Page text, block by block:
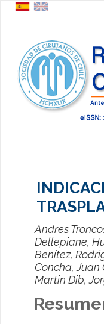
Andres
Dellepiane,
Benítez,
Concha, Juan
Martin Dib,